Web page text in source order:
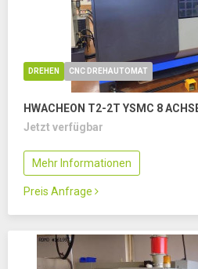
DREHEN CNC DREHAUTOMAT
HWACHEON T2-2T YSMC 8
Jetzt verfügbar
Mehr Informationen
Preis Anfrage